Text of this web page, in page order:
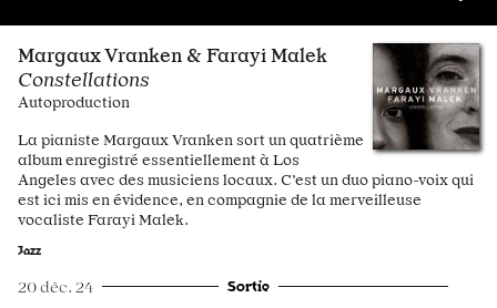
Margaux Vranken & Farayi Malek
Constellations
Autoproduction
La pianiste Margaux Vranken sort un quatrième
album enregistré essentiellement à Los
Angeles avec des musiciens locaux. C’est un duo piano-voix qui
est ici mis en évidence, en compagnie de la merveilleuse
vocaliste Farayi Malek.
Jazz
20 déc. 24 Sortie